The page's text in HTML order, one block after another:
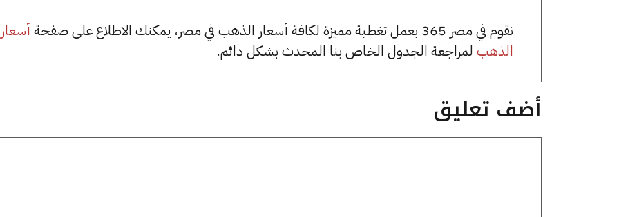
نقوم في مصر 365 بعمل تغطية مميزة لكافة أسعار الذهب في مصر، يمكنك الاطلاع على صفحة
أسعار
الذهب لمراجعة الجدول الخاص بنا المحدث بشكل دائم.
أضف تعليق